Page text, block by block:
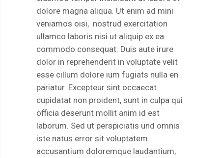
dolore magna aliqua. Ut enim ad mini
veniamos oisi, nostrud exercitation
ullamco laboris nisi ut aliquip ex ea
commodo consequat. Duis aute irure
dolor in reprehenderit in voluptate velit
esse cillum dolore ium fugiats nulla en
pariatur. Excepteur sint occaecat
cupidatat non proident, sunt in culpa qui
officia deserunt mollit anim id est
laborum. Sed ut perspiciatis und omnis
iste natus error sit voluptatem
accusantium doloremque laudantium,